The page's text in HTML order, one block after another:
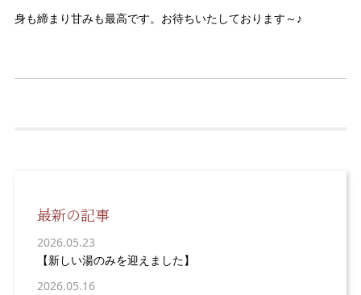
身も締まり甘みも最高です。お待ちいたしております～♪
最新の記事
2026.05.23
【新しい湯のみを迎えました】
2026.05.16